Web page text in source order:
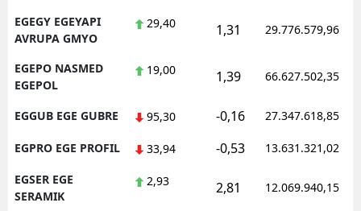
EGEGY EGEYAPI
AVRUPA GMYO
29,40 1,31 29.776.579,96
EGEPO NASMED
EGEPOL
19,00 1,39 66.627.502,35
EGGUB EGE GUBRE 95,30 -0,16 27.347.618,85
EGPRO EGE PROFIL 33,94 -0,53 13.631.321,02
EGSER EGE
SERAMIK
2,93 2,81 12.069.940,15